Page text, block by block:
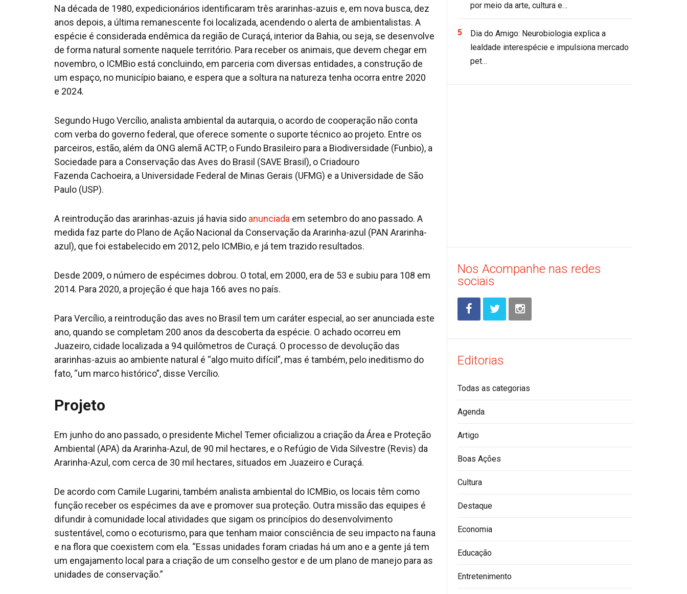
Na década de 1980, expedicionários identificaram três ararinhas-azuis e, em nova busca, dez
anos depois, a última remanescente foi localizada, acendendo o alerta de ambientalistas. A
espécie é considerada endêmica da região de Curaçá, interior da Bahia, ou seja, se desenvolve
de forma natural somente naquele território. Para receber os animais, que devem chegar em
novembro, o ICMBio está concluindo, em parceria com diversas entidades, a construção de
um espaço, no município baiano, e espera que a soltura na natureza tenha ocorra entre 2020
e 2024.
Segundo Hugo Vercílio, analista ambiental da autarquia, o acordo de cooperação não conta
com verba do governo federal, que oferece somente o suporte técnico ao projeto. Entre os
parceiros, estão, além da ONG alemã ACTP, o Fundo Brasileiro para a Biodiversidade (Funbio), a
Sociedade para a Conservação das Aves do Brasil (SAVE Brasil), o Criadouro
Fazenda Cachoeira, a Universidade Federal de Minas Gerais (UFMG) e a Universidade de São
Paulo (USP).
A reintrodução das ararinhas-azuis já havia sido anunciada em setembro do ano passado. A
medida faz parte do Plano de Ação Nacional da Conservação da Ararinha-azul (PAN Ararinha-
azul), que foi estabelecido em 2012, pelo ICMBio, e já tem trazido resultados.
Desde 2009, o número de espécimes dobrou. O total, em 2000, era de 53 e subiu para 108 em
2014. Para 2020, a projeção é que haja 166 aves no país.
Para Vercílio, a reintrodução das aves no Brasil tem um caráter especial, ao ser anunciada este
ano, quando se completam 200 anos da descoberta da espécie. O achado ocorreu em
Juazeiro, cidade localizada a 94 quilômetros de Curaçá. O processo de devolução das
ararinhas-azuis ao ambiente natural é “algo muito difícil”, mas é também, pelo ineditismo do
fato, “um marco histórico”, disse Vercílio.
Projeto
Em junho do ano passado, o presidente Michel Temer oficializou a criação da Área e Proteção
Ambiental (APA) da Ararinha-Azul, de 90 mil hectares, e o Refúgio de Vida Silvestre (Revis) da
Ararinha-Azul, com cerca de 30 mil hectares, situados em Juazeiro e Curaçá.
De acordo com Camile Lugarini, também analista ambiental do ICMBio, os locais têm como
função receber os espécimes da ave e promover sua proteção. Outra missão das equipes é
difundir à comunidade local atividades que sigam os princípios do desenvolvimento
sustentável, como o ecoturismo, para que tenham maior consciência de seu impacto na fauna
e na flora que coexistem com ela. “Essas unidades foram criadas há um ano e a gente já tem
um engajamento local para a criação de um conselho gestor e de um plano de manejo para as
unidades de conservação.”
por meio da arte, cultura e…
Dia do Amigo: Neurobiologia explica a
lealdade interespécie e impulsiona mercado
pet…
Nos Acompanhe nas redes
sociais
Editorias
Todas as categorias
Agenda
Artigo
Boas Ações
Cultura
Destaque
Economia
Educação
Entretenimento